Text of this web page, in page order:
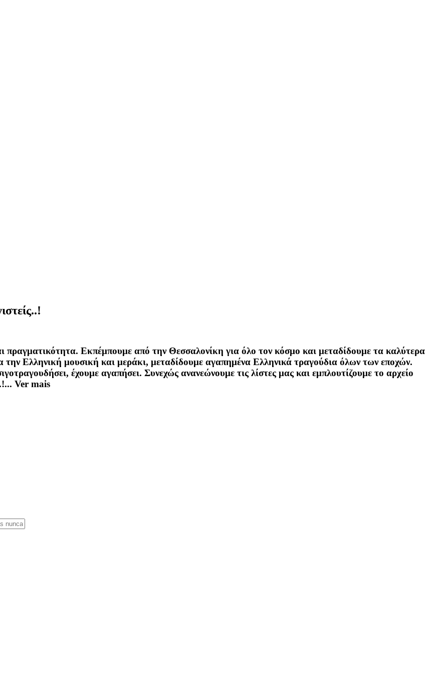
πραγματικότητα. Εκπέμπουμε από την Θεσσαλονίκη για όλο τον κόσμο και μεταδίδουμε τα καλύτερα
Ελληνική μουσική και μεράκι, μεταδίδουμε αγαπημένα Ελληνικά τραγούδια όλων των εποχών.
έχουμε αγαπήσει. Συνεχώς ανανεώνουμε τις λίστες μας και εμπλουτίζουμε το αρχείο
Ver mais